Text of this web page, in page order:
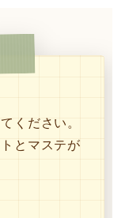
ください。
とマステが